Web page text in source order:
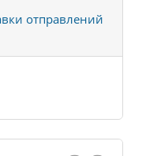
отправлений